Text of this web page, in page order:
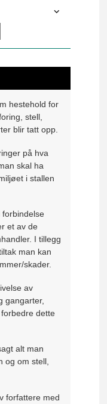
hestehold for
stell,
blir tatt opp.
på hva
skal ha
i stallen
forbindelse
et av de
I tillegg
man kan
skader.
av
gangarter,
dette
alt man
og om stell,
forfattere med